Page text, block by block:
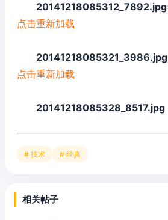
20141218085312_7892.jpg
点击重新加载
20141218085321_3986.jpg
点击重新加载
20141218085328_8517.jpg
# 技术 # 经典
相关帖子